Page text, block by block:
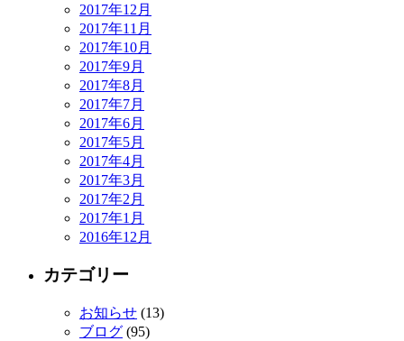
2017年12月
2017年11月
2017年10月
2017年9月
2017年8月
2017年7月
2017年6月
2017年5月
2017年4月
2017年3月
2017年2月
2017年1月
2016年12月
カテゴリー
お知らせ (13)
ブログ (95)